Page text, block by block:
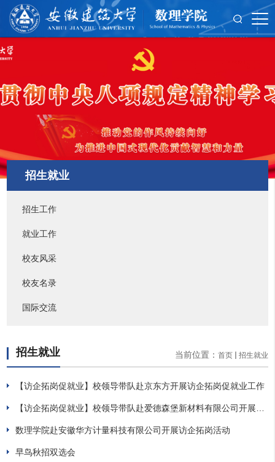
招生就业
招生工作
就业工作
校友风采
校友名录
国际交流
招生就业 当前位置： 首页 招生就业
【访企拓岗促就业】校领导带队赴京东方开展访企拓岗促就业工作
【访企拓岗促就业】校领导带队赴爱德森堡新材料有限公司开展访
数理学院赴安徽华方计量科技有限公司开展访企拓岗活动
早鸟秋招双选会